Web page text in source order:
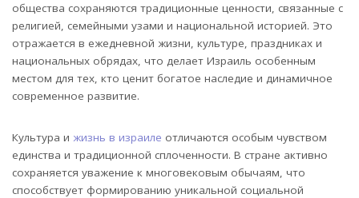
общества сохраняются традиционные ценности, связанные с
религией, семейными узами и национальной историей. Это
отражается в ежедневной жизни, культуре, праздниках и
национальных обрядах, что делает Израиль особенным
местом для тех, кто ценит богатое наследие и динамичное
современное развитие.
Культура и жизнь в израиле отличаются особым чувством
единства и традиционной сплоченности. В стране активно
сохраняется уважение к многовековым обычаям, что
способствует формированию уникальной социальной